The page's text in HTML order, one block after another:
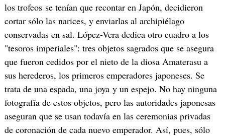
los trofeos se tenían que recontar en Japón, decidieron
cortar sólo las narices, y enviarlas al archipiélago
conservadas en sal. López-Vera dedica otro cuadro a los
"tesoros imperiales": tres objetos sagrados que se asegura
que fueron cedidos por el nieto de la diosa Amaterasu a
sus herederos, los primeros emperadores japoneses. Se
trata de una espada, una joya y un espejo. No hay ninguna
fotografía de estos objetos, pero las autoridades japonesas
aseguran que se usan todavía en las ceremonias privadas
de coronación de cada nuevo emperador. Así, pues, sólo